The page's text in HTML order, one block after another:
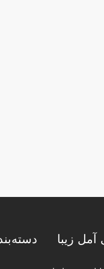
آمل زیبا